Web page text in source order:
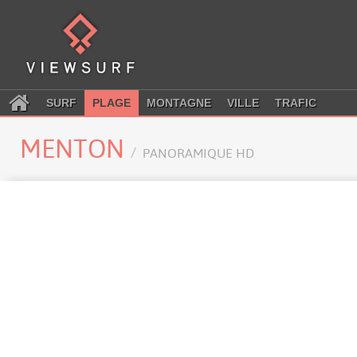
SURF PLAGE MONTAGNE VILLE TRAFIC
MENTON PANORAMIQUE HD